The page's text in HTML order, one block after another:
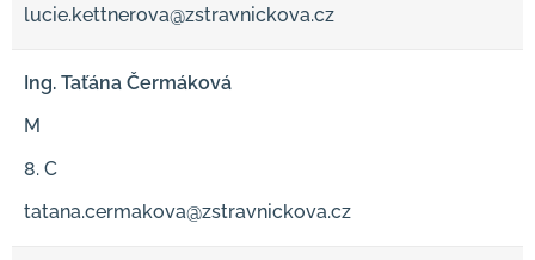
lucie.kettnerova@zstravnickova.cz
Ing. Taťána Čermáková
M
8. C
tatana.cermakova@zstravnickova.cz